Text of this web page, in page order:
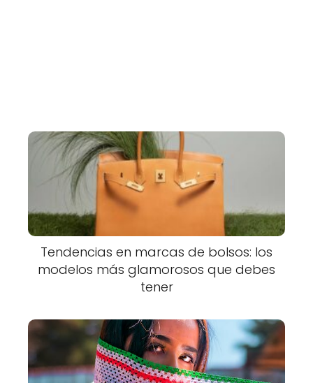
Tendencias en marcas de bolsos: los
modelos más glamorosos que debes
tener